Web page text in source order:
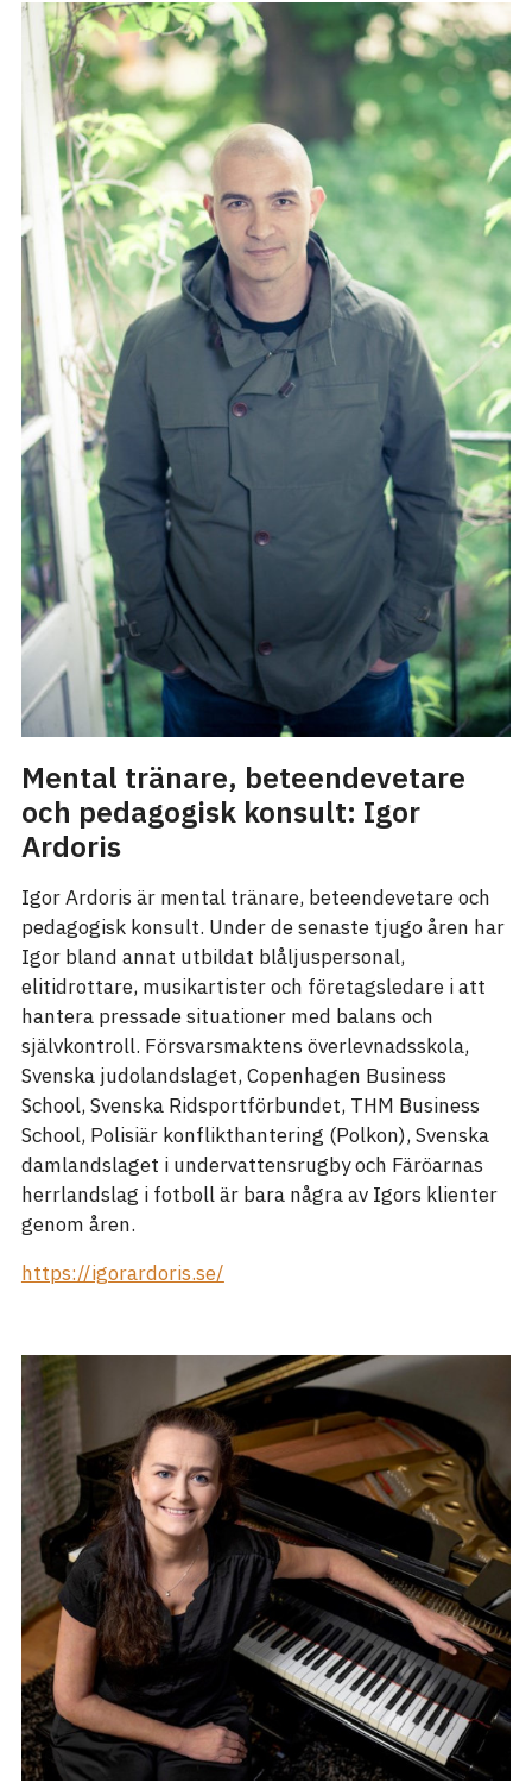
Mental tränare, beteendevetare
och pedagogisk konsult: Igor
Ardoris
Igor Ardoris är mental tränare, beteendevetare och
pedagogisk konsult. Under de senaste tjugo åren har
Igor bland annat utbildat blåljuspersonal,
elitidrottare, musikartister och företagsledare i att
hantera pressade situationer med balans och
självkontroll. Försvarsmaktens överlevnadsskola,
Svenska judolandslaget, Copenhagen Business
School, Svenska Ridsportförbundet, THM Business
School, Polisiär konflikthantering (Polkon), Svenska
damlandslaget i undervattensrugby och Färöarnas
herrlandslag i fotboll är bara några av Igors klienter
genom åren.
https://igorardoris.se/